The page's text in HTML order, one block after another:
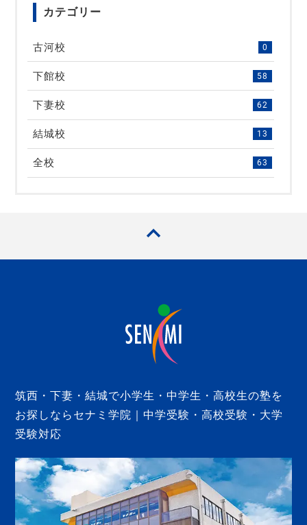
カテゴリー
古河校 0
下館校 58
下妻校 62
結城校 13
全校 63
筑西・下妻・結城で小学生・中学生・高校生の塾を
お探しならセナミ学院｜中学受験・高校受験・大学
受験対応